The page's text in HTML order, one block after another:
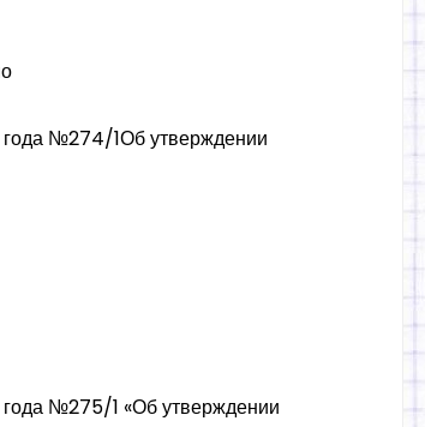
года №274/1Об утверждении
года №275/1 «Об утверждении